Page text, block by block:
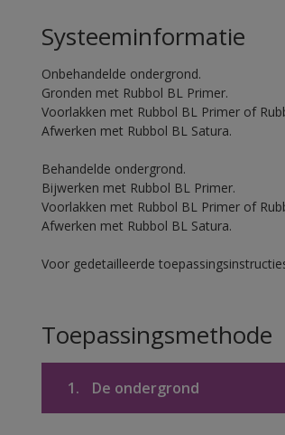
Systeeminformatie
Onbehandelde ondergrond.
Gronden met Rubbol BL Primer.
Voorlakken met Rubbol BL Primer of
Afwerken met Rubbol BL Satura.
Behandelde ondergrond.
Bijwerken met Rubbol BL Primer.
Voorlakken met Rubbol BL Primer of
Afwerken met Rubbol BL Satura.
Voor gedetailleerde
Toepassingsmethode
1. De ondergrond